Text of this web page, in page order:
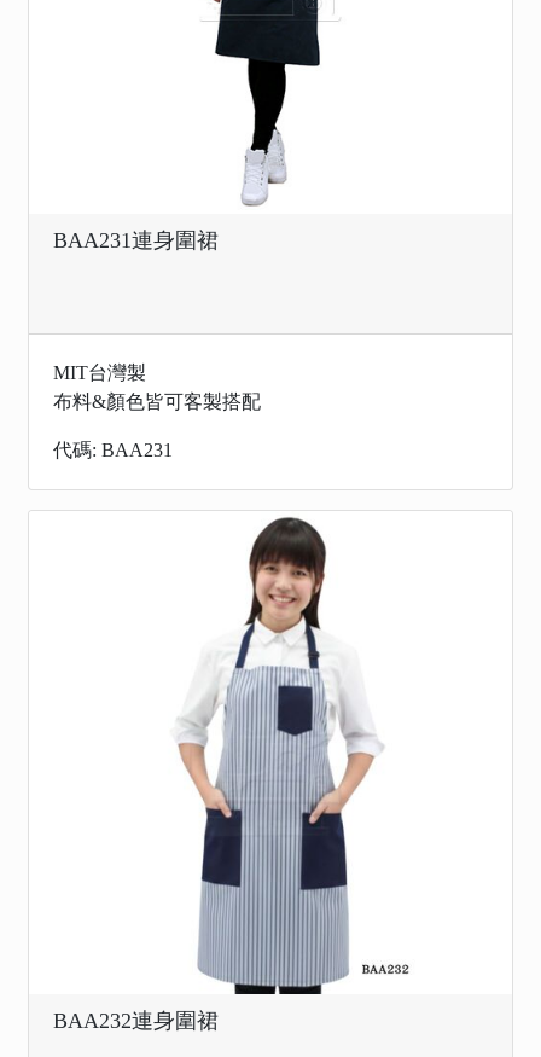
BAA231連身圍裙
MIT台灣製
布料&顏色皆可客製搭配
代碼: BAA231
BAA232連身圍裙